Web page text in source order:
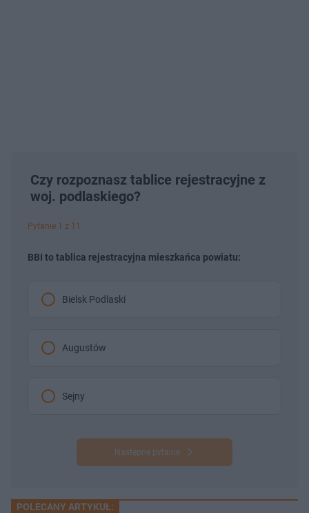
Czy rozpoznasz tablice rejestracyjne z
woj. podlaskiego?
Pytanie 1 z 11
BBI to tablica rejestracyjna mieszkańca powiatu:
Bielsk Podlaski
Augustów
Sejny
Następne pytanie
POLECANY ARTYKUŁ: